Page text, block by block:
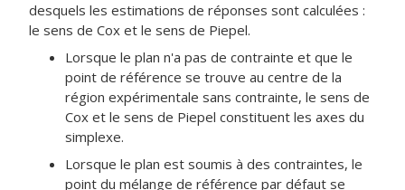
desquels les estimations de réponses sont calculées :
le sens de Cox et le sens de Piepel.
Lorsque le plan n'a pas de contrainte et que le
point de référence se trouve au centre de la
région expérimentale sans contrainte, le sens de
Cox et le sens de Piepel constituent les axes du
simplexe.
Lorsque le plan est soumis à des contraintes, le
point du mélange de référence par défaut se